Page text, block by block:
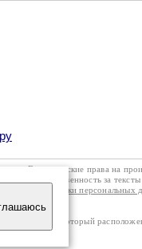
. Все авторские права на
Ответственность за тексты
обработки персональных
который